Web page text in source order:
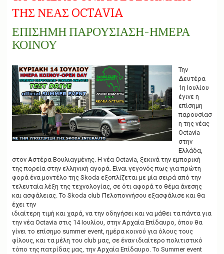
a
t
i
o
ΤΗΣ ΝΕΑΣ OCTAVIA
ΕΠΙΣΗΜΗ ΠΑΡΟΥΣΙΑΣΗ-ΗΜΕΡΑ
ΚΟΙΝΟΥ
Την
Δευτέρα
1η Ιουλίου
έγινε η
επίσημη
παρουσίασ
η της νέας
Octavia
στην
Ελλάδα,
στον Αστέρα Βουλιαγμένης. Η νέα Octavia, ξεκινά την εμπορική
της πορεία στην ελληνική αγορά. Είναι γεγονός πως για πρώτη
φορά ένα μοντέλο της Skoda εξοπλίζεται με μία σειρά από την
τελευταία λέξη της τεχνολογίας, σε ότι αφορά το θέμα άνεσης
και ασφάλειας. Το Skoda club Πελοποννήσου εξασφάλισε και θα
έχει την
ιδιαίτερη τιμή και χαρά, να την οδηγήσει και να μάθει τα πάντα για
την νέα Octavia στις 14 Ιουλίου, στην Αρχαία Επίδαυρο, όπου θα
γίνει το επίσημο summer event, ημέρα κοινού για όλους τους
φίλους, και τα μέλη του club μας, σε έναν ιδιαίτερο πολιτιστικό
τόπο της πατρίδας μας, την Αρχαία Επίδαυρο. Το Summer event